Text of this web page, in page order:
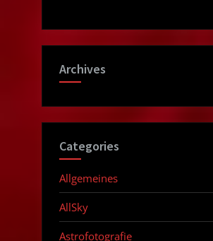
Archives
Categories
Allgemeines
AllSky
Astrofotografie